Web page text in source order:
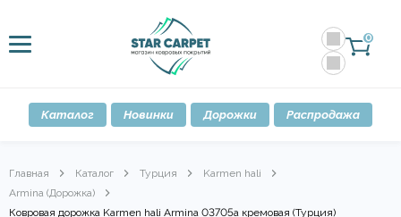
0
Каталог Новинки Дорожки Распродажа
Главная Каталог Турция
Karmen hali
Armina (Дорожка)
Ковровая дорожка Karmen hali Armina 03705a кремовая (Турция)